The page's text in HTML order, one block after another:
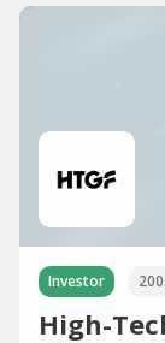
Investor
High-